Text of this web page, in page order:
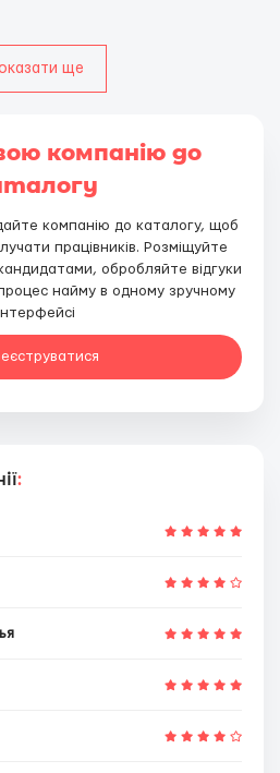
ще
компанію до
компанію до каталогу, щоб
працівників. Розміщуйте
обробляйте відгуки
найму в одному зручному
: